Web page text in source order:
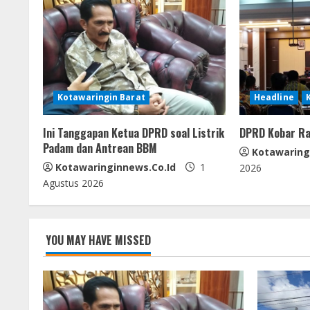
n
u
e
R
e
a
d
n
g
Kotawaringin Barat
Ini Tanggapan Ketua DPRD soal Listrik
Padam dan Antrean BBM
Kotawaringinnews.co.id
1
Agustus 2026
Headline
DPRD Kobar
2026
YOU MAY HAVE MISSED